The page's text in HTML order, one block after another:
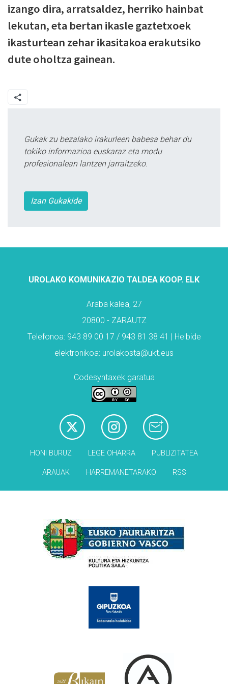
izango dira, arratsaldez, herriko hainbat
lekutan, eta bertan ikasle gaztetxoek
ikasturtean zehar ikasitakoa erakutsiko
dute oholtza gainean.
Gukak zu bezalako irakurleen babesa behar du
tokiko informazioa euskaraz eta modu
profesionalean lantzen jarraitzeko.
Izan Gukakide
UROLAKO KOMUNIKAZIO TALDEA KOOP. ELK
Araba kalea, 27
20800 - ZARAUTZ
Telefonoa: 943 89 00 17 / 943 81 38 41 | Helbide
elektronikoa: urolakosta@ukt.eus
Codesyntaxek garatua
HONI BURUZ LEGE OHARRA PUBLIZITATEA
ARAUAK HARREMANETARAKO RSS